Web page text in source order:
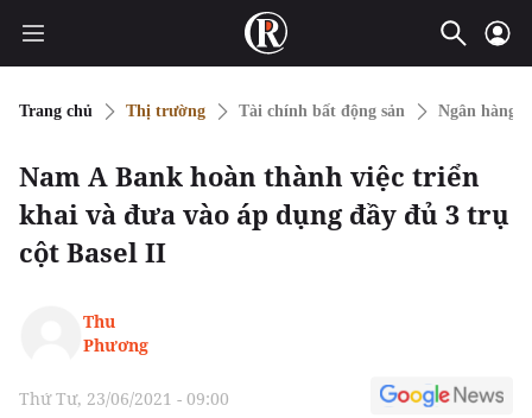
Trang chủ Thị trường Tài chính bất động sản Ngân hàng
Nam A Bank hoàn thành việc triển
khai và đưa vào áp dụng đầy đủ 3 trụ
cột Basel II
Thu
Phương
Thứ Tư, 23/06/2021 - 09:00